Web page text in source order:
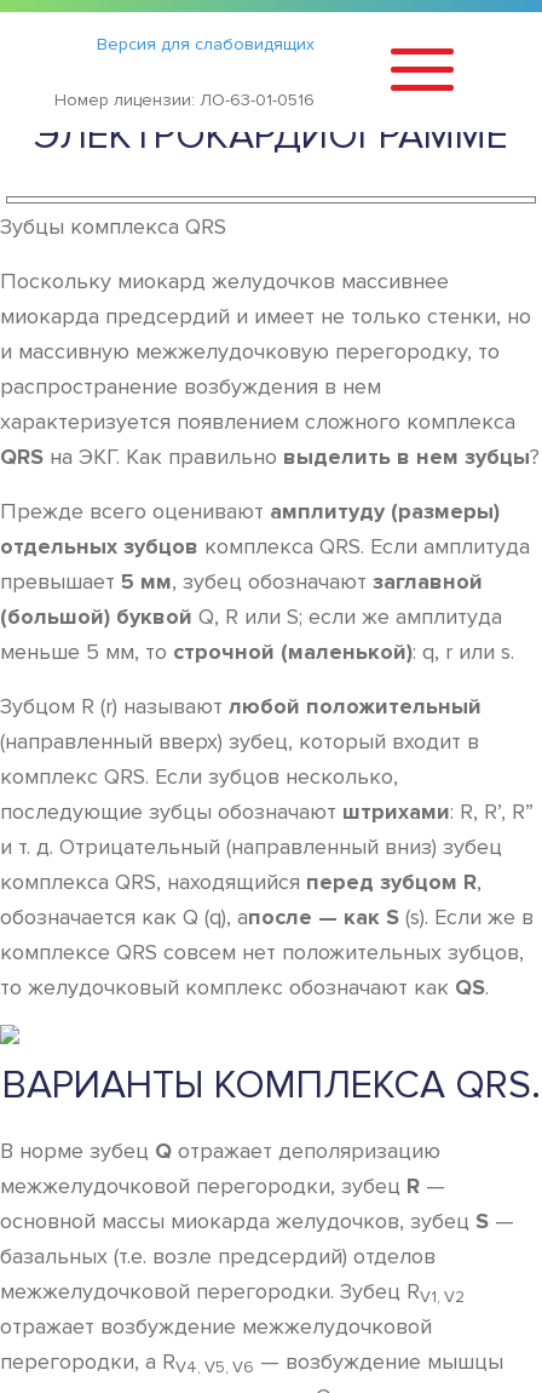
Версия для слабовидящих
Номер лицензии: ЛО-63-01-0516
Статьи ›
КАК РАССЧИТАТЬ ПУЛЬС ПО
ЭЛЕКТРОКАРДИОГРАММЕ
Зубцы комплекса QRS
Поскольку миокард желудочков массивнее
миокарда предсердий и имеет не только стенки, но
и массивную межжелудочковую перегородку, то
распространение возбуждения в нем
характеризуется появлением сложного комплекса
QRS на ЭКГ. Как правильно выделить в нем зубцы?
Прежде всего оценивают амплитуду (размеры)
отдельных зубцов комплекса QRS. Если амплитуда
превышает 5 мм, зубец обозначают заглавной
(большой) буквой Q, R или S; если же амплитуда
меньше 5 мм, то строчной (маленькой): q, r или s.
Зубцом R (r) называют любой положительный
(направленный вверх) зубец, который входит в
комплекс QRS. Если зубцов несколько,
последующие зубцы обозначают штрихами: R, R’, R”
и т. д. Отрицательный (направленный вниз) зубец
комплекса QRS, находящийся перед зубцом R,
обозначается как Q (q), апосле — как S (s). Если же в
комплексе QRS совсем нет положительных зубцов,
то желудочковый комплекс обозначают как QS.
ВАРИАНТЫ КОМПЛЕКСА QRS.
В норме зубец Q отражает деполяризацию
межжелудочковой перегородки, зубец R —
основной массы миокарда желудочков, зубец S —
базальных (т.е. возле предсердий) отделов
межжелудочковой перегородки. Зубец RV1, V2
отражает возбуждение межжелудочковой
перегородки, а RV4, V5, V6 — возбуждение мышцы